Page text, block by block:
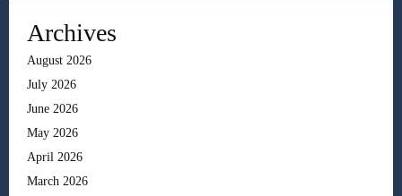
Archives
August 2026
July 2026
June 2026
May 2026
April 2026
March 2026